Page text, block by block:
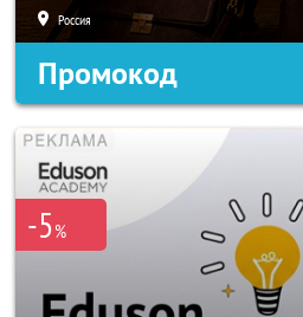
Россия
Промокод
-5%